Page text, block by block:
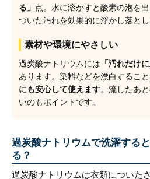
る」 点。水に溶かすと酸素の泡を
ついた汚れを効果的に浮かし落とし
素材や環境にやさしい
過炭酸ナトリウムには 「汚れだけ
あります。染料などを漂白するこ
にも安心して使えます。流したあ
いのもポイントです。
過炭酸ナトリウムで洗濯する
る？
過炭酸ナトリウムは衣類についた